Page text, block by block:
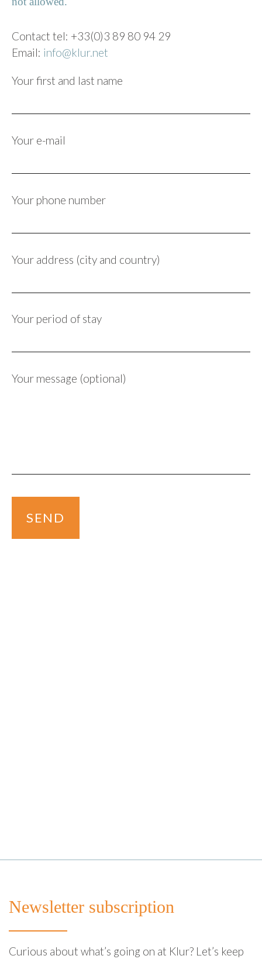
Contact tel: +33(0)3 89 80 94 29
Email: info@klur.net
Your first and last name
Your e-mail
Your phone number
Your address (city and country)
Your period of stay
Your message (optional)
Newsletter subscription
Curious about what’s going on at Klur? Let’s keep